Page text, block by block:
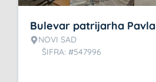
Bulevar patrijarha Pavla
NOVI SAD
ŠIFRA: #547996